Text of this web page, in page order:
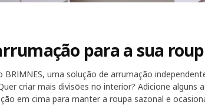
para a sua
uma solução de arrumação
criar mais divisões no interior? Adicione alguns
em cima para manter a roupa sazonal e